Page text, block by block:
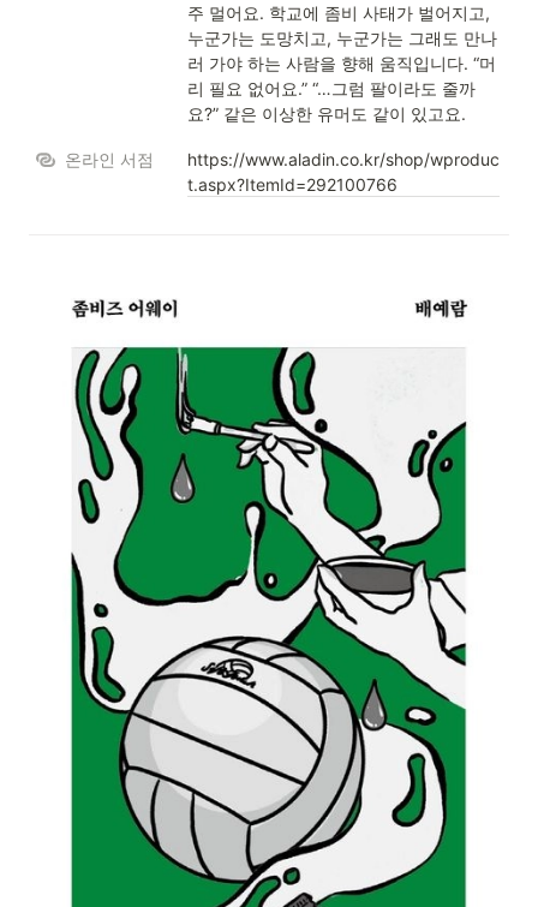
주 멀어요. 학교에 좀비 사태가 벌어지고,
누군가는 도망치고, 누군가는 그래도 만나
러 가야 하는 사람을 향해 움직입니다. “머
리 필요 없어요.” “…그럼 팔이라도 줄까
요?” 같은 이상한 유머도 같이 있고요.
온라인 서점
https://www.aladin.co.kr/shop/wproduc
t.aspx?ItemId=292100766